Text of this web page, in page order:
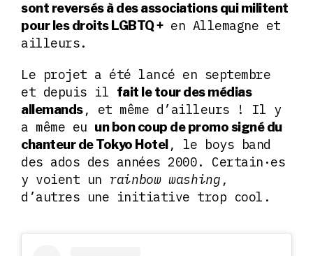
sont reversés à des associations qui militent
pour les droits LGBTQ +en Allemagne et
ailleurs.
Le projet a été lancé en septembre
et depuis il
fait le tour des médias
allemands, et même d’ailleurs ! Il y
a même eu un bon coup de promo signé du
chanteur de Tokyo Hotel, le boys band
des ados des années 2000. Certain·es
y voient un rainbow washing ,
d’autres une initiative trop cool.